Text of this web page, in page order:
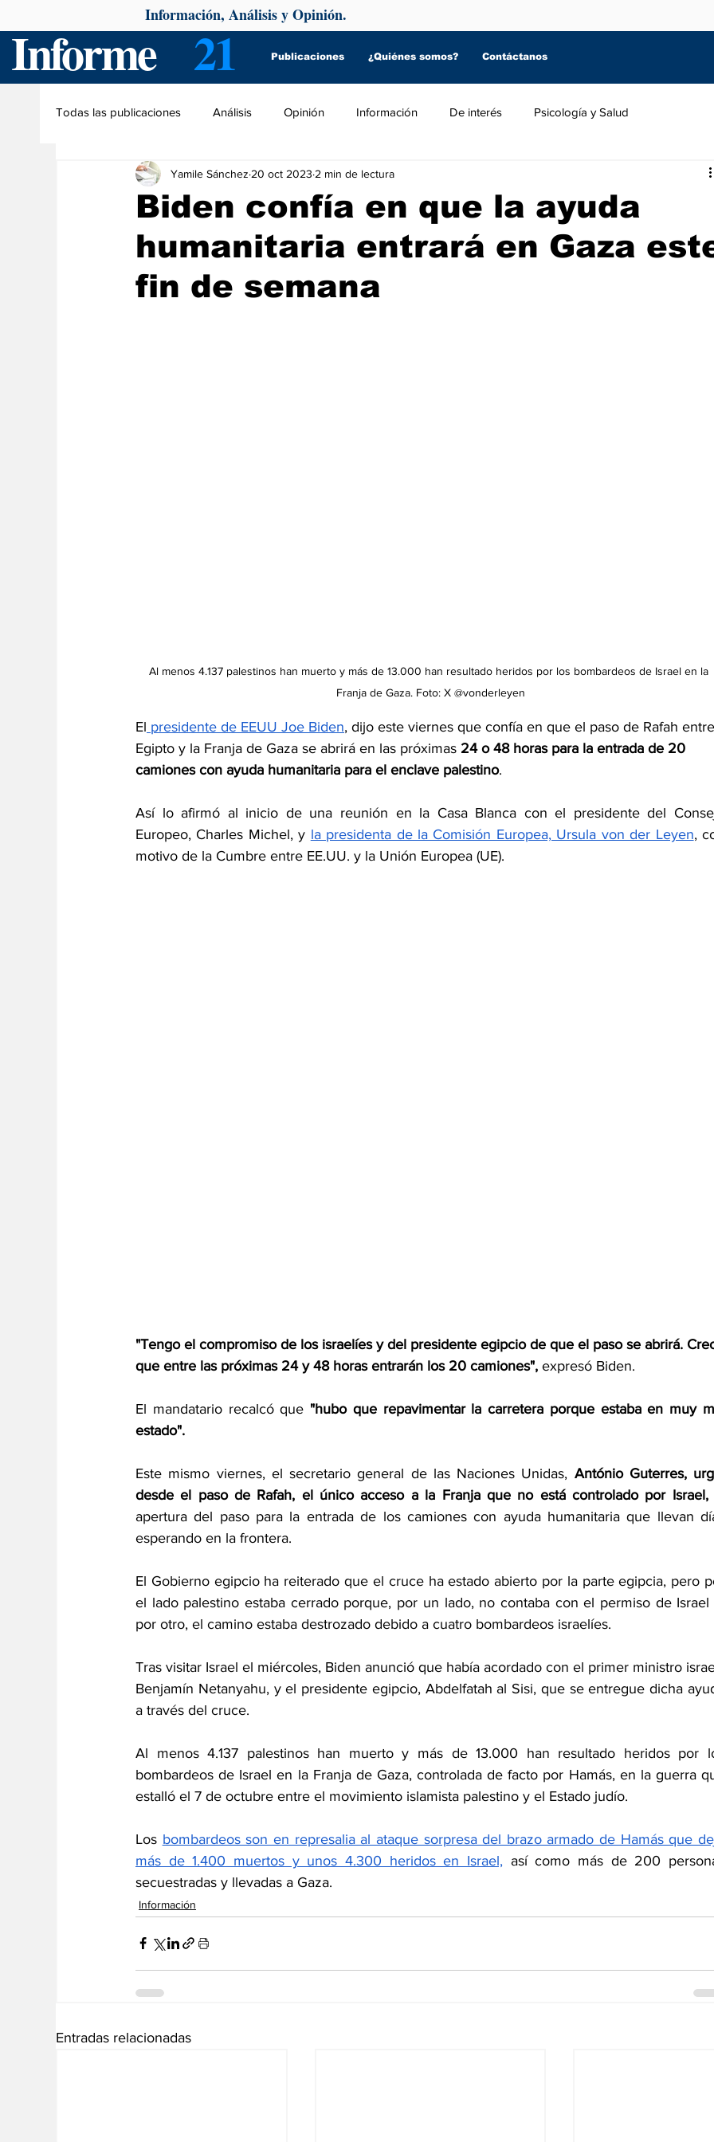
Informe 21 Publicaciones ¿Quiénes somos? Contáctanos
Información, Análisis y Opinión.
Todas las publicaciones Análisis Opinión Información De interés Psicología y Salud
Biden confía en que la ayuda
humanitaria entrará en Gaza
fin de semana
Yamile Sánchez 20 oct 2023 2 min de lectura
Al menos 4.137 palestinos han muerto y más de 13.000 han resultado heridos por los bombardeos de Israel en la
Franja de Gaza. Foto: X @vonderleyen
El presidente de EEUU Joe Biden, dijo este viernes que confía en que el paso de Rafah
Egipto y la Franja de Gaza se abrirá en las próximas 24 o 48 horas para la entrada de 20
camiones con ayuda humanitaria para el enclave palestino.
Así lo afirmó al inicio de una reunión en la Casa Blanca con el presidente del
Europeo, Charles Michel, y la presidenta de la Comisión Europea, Ursula von der Leyen,
motivo de la Cumbre entre EE.UU. y la Unión Europea (UE).
"Tengo el compromiso de los israelíes y del presidente egipcio de que el paso se abrirá.
que entre las próximas 24 y 48 horas entrarán los 20 camiones", expresó Biden.
El mandatario recalcó que "hubo que repavimentar la carretera porque estaba en muy
estado".
Este mismo viernes, el secretario general de las Naciones Unidas, António Guterres,
desde el paso de Rafah, el único acceso a la Franja que no está controlado por Israel,
apertura del paso para la entrada de los camiones con ayuda humanitaria que llevan
esperando en la frontera.
El Gobierno egipcio ha reiterado que el cruce ha estado abierto por la parte egipcia, pero
el lado palestino estaba cerrado porque, por un lado, no contaba con el permiso de Israel
por otro, el camino estaba destrozado debido a cuatro bombardeos israelíes.
Tras visitar Israel el miércoles, Biden anunció que había acordado con el primer ministro
Benjamín Netanyahu, y el presidente egipcio, Abdelfatah al Sisi, que se entregue dicha
a través del cruce.
Al menos 4.137 palestinos han muerto y más de 13.000 han resultado heridos por
bombardeos de Israel en la Franja de Gaza, controlada de facto por Hamás, en la guerra
estalló el 7 de octubre entre el movimiento islamista palestino y el Estado judío.
Los bombardeos son en represalia al ataque sorpresa del brazo armado de Hamás que
más de 1.400 muertos y unos 4.300 heridos en Israel, así como más de 200
secuestradas y llevadas a Gaza.
Información
Entradas relacionadas